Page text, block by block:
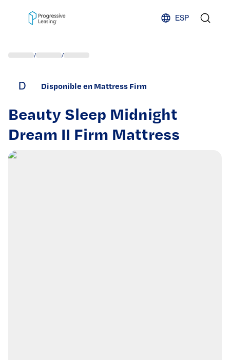
ESP
/ /
D Disponible en Mattress Firm
Beauty Sleep Midnight
Dream II Firm Mattress